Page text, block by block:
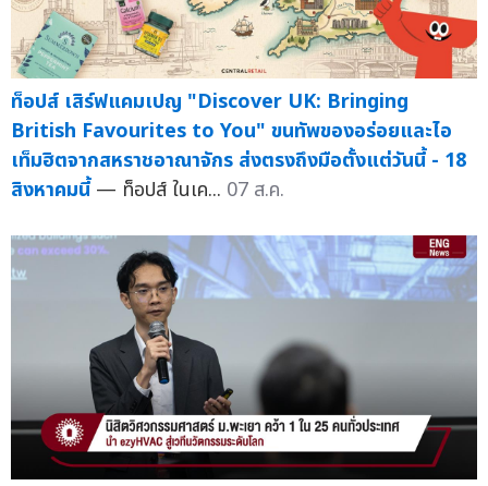
ท็อปส์ เสิร์ฟแคมเปญ "Discover UK: Bringing
British Favourites to You" ขนทัพของอร่อยและไอ
เท็มฮิตจากสหราชอาณาจักร ส่งตรงถึงมือตั้งแต่วันนี้ - 18
สิงหาคมนี้ — ท็อปส์ ในเค... 07 ส.ค.